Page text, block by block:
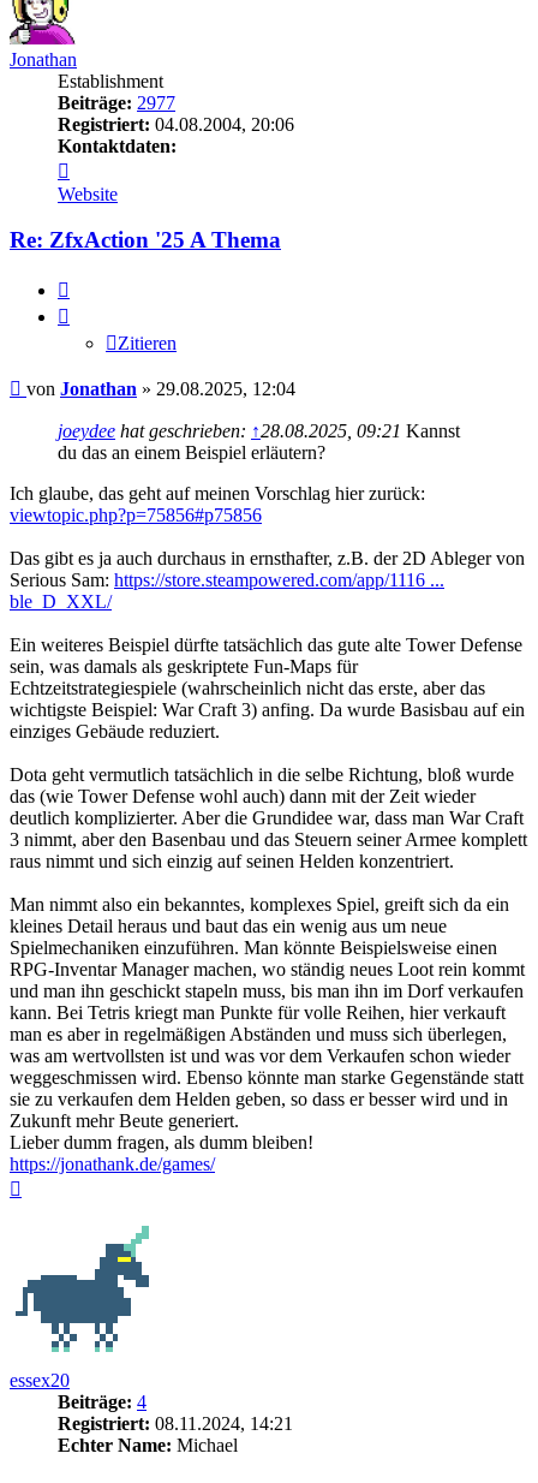
Jonathan
Establishment
Beiträge: 2977
Registriert: 04.08.2004, 20:06
Kontaktdaten:
von
Jonathan
Website
Re: ZfxAction '25 A Thema
Zitieren
Beitrag
von Jonathan » 29.08.2025, 12:04
joeydee hat geschrieben: ↑28.08.2025, 09:21 Kannst
du das an einem Beispiel erläutern?
Ich glaube, das geht auf meinen Vorschlag hier zurück:
viewtopic.php?p=75856#p75856
Das gibt es ja auch durchaus in ernsthafter, z.B. der 2D Ableger von
Serious Sam: https://store.steampowered.com/app/1116 ...
ble_D_XXL/
Ein weiteres Beispiel dürfte tatsächlich das gute alte Tower Defense
sein, was damals als geskriptete Fun-Maps für
Echtzeitstrategiespiele (wahrscheinlich nicht das erste, aber das
wichtigste Beispiel: War Craft 3) anfing. Da wurde Basisbau auf ein
einziges Gebäude reduziert.
Dota geht vermutlich tatsächlich in die selbe Richtung, bloß wurde
das (wie Tower Defense wohl auch) dann mit der Zeit wieder
deutlich komplizierter. Aber die Grundidee war, dass man War Craft
3 nimmt, aber den Basenbau und das Steuern seiner Armee komplett
raus nimmt und sich einzig auf seinen Helden konzentriert.
Man nimmt also ein bekanntes, komplexes Spiel, greift sich da ein
kleines Detail heraus und baut das ein wenig aus um neue
Spielmechaniken einzuführen. Man könnte Beispielsweise einen
RPG-Inventar Manager machen, wo ständig neues Loot rein kommt
und man ihn geschickt stapeln muss, bis man ihn im Dorf verkaufen
kann. Bei Tetris kriegt man Punkte für volle Reihen, hier verkauft
man es aber in regelmäßigen Abständen und muss sich überlegen,
was am wertvollsten ist und was vor dem Verkaufen schon wieder
weggeschmissen wird. Ebenso könnte man starke Gegenstände statt
sie zu verkaufen dem Helden geben, so dass er besser wird und in
Zukunft mehr Beute generiert.
Lieber dumm fragen, als dumm bleiben!
https://jonathank.de/games/
essex20
Beiträge: 4
Registriert: 08.11.2024, 14:21
Echter Name: Michael